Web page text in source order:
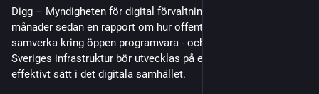
Digg – Myndigheten för digital förvaltning släppte för några
månader sedan en rapport om hur offentlig sektor ska kunna
samverka kring öppen programvara - och kan förlängas till hur
Sveriges infrastruktur bör utvecklas på ett robust, säkert och
effektivt sätt i det digitala samhället.